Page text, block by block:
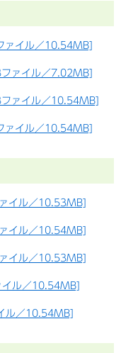
ァイル／10.54MB]
ァイル／7.02MB]
ァイル／10.54MB]
ァイル／10.54MB]
イル／10.53MB]
イル／10.54MB]
イル／10.53MB]
ル／10.54MB]
ル／10.54MB]